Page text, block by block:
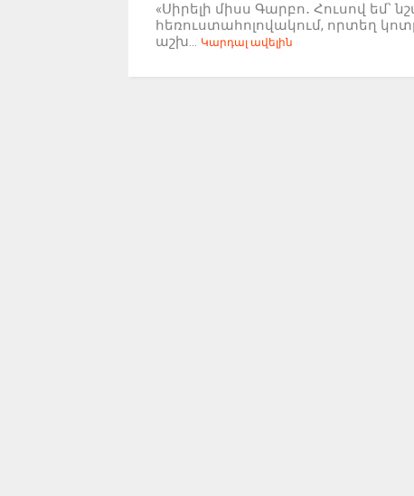
«Սիրելի միսս Գարբո․ Հուսով եմ՝
հեռուստահոլովակում, որտեղ
աշխ... Կարդալ ավելին